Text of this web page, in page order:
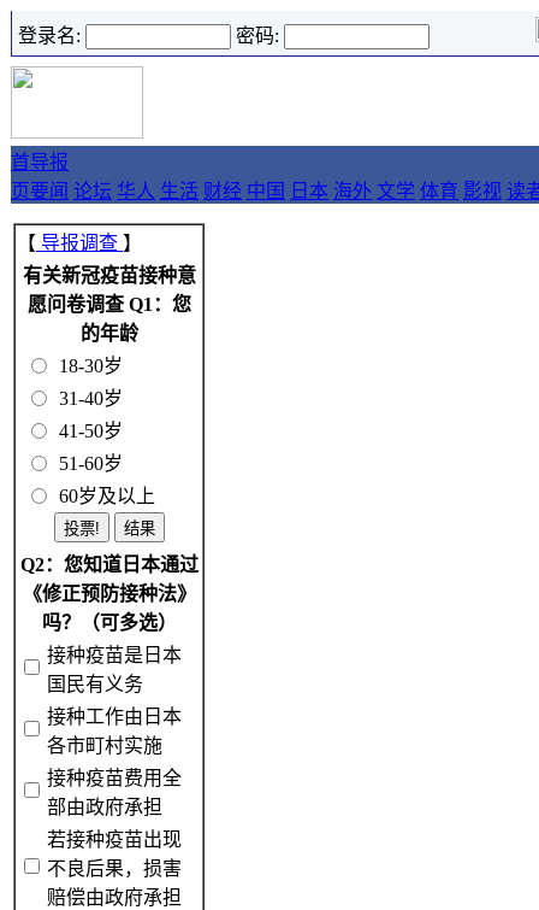
登录名: 密码:
首
页
导报
要闻 论坛 华人 生活 财经 中国 日本 海外 文学 体育 影视 读
【 导报调查 】
有关新冠疫苗接种意
愿问卷调查 Q1：您
的年龄
18-30岁
31-40岁
41-50岁
51-60岁
60岁及以上
Q2：您知道日本通过
《修正预防接种法》
吗？（可多选）
接种疫苗是日本
国民有义务
接种工作由日本
各市町村实施
接种疫苗费用全
部由政府承担
若接种疫苗出现
不良后果，损害
赔偿由政府承担